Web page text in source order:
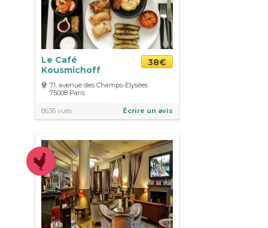
Le Café
Kousmichoff
38€
71, avenue des Champs-Elysées
75008 Paris
8636 vues Écrire un avis